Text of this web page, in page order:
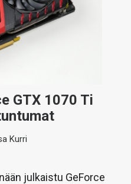
GTX 1070 Ti
Kurri
julkaistu GeForce